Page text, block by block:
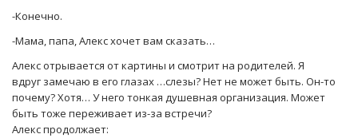
-Конечно.
-Мама, папа, Алекс хочет вам сказать…
Алекс отрывается от картины и смотрит на родителей. Я
вдруг замечаю в его глазах …слезы? Нет не может быть. Он-то
почему? Хотя… У него тонкая душевная организация. Может
быть тоже переживает из-за встречи?
Алекс продолжает: